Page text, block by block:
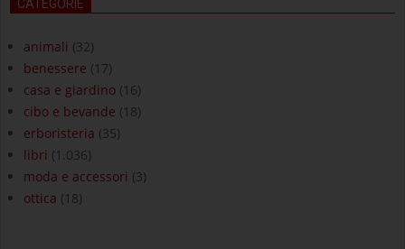
CATEGORIE
animali (32)
benessere (17)
casa e giardino (16)
cibo e bevande (18)
erboristeria (35)
libri (1.036)
moda e accessori (3)
ottica (18)